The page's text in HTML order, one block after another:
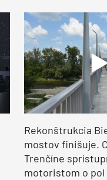
Rekonštrukcia
mostov finišuje.
Trenčíne
motoristom o pol